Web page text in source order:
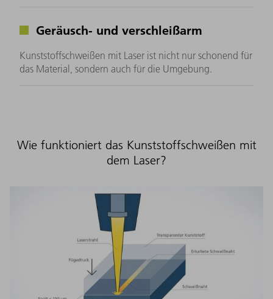
Geräusch- und verschleißarm
Kunststoffschweißen mit Laser ist nicht nur schonend für
das Material, sondern auch für die Umgebung.
Wie funktioniert das Kunststoffschweißen mit
dem Laser?